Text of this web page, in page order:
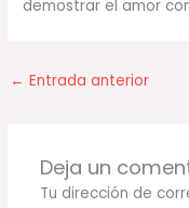
demostrar el amor
← Entrada anterior
Deja un
Tu dirección de